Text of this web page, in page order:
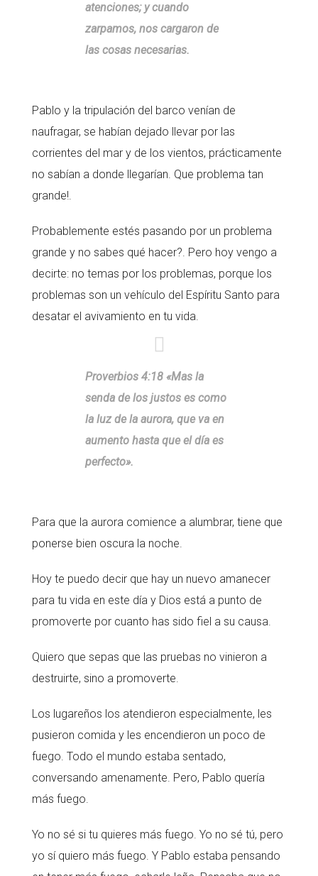
atenciones; y cuando
zarpamos, nos cargaron de
las cosas necesarias.
Pablo y la tripulación del barco venían de
naufragar, se habían dejado llevar por las
corrientes del mar y de los vientos, prácticamente
no sabían a donde llegarían. Que problema tan
grande!.
Probablemente estés pasando por un problema
grande y no sabes qué hacer?. Pero hoy vengo a
decirte: no temas por los problemas, porque los
problemas son un vehículo del Espíritu Santo para
desatar el avivamiento en tu vida.
Proverbios 4:18 «Mas la
senda de los justos es como
la luz de la aurora, que va en
aumento hasta que el día es
perfecto».
Para que la aurora comience a alumbrar, tiene que
ponerse bien oscura la noche.
Hoy te puedo decir que hay un nuevo amanecer
para tu vida en este día y Dios está a punto de
promoverte por cuanto has sido fiel a su causa.
Quiero que sepas que las pruebas no vinieron a
destruirte, sino a promoverte.
Los lugareños los atendieron especialmente, les
pusieron comida y les encendieron un poco de
fuego. Todo el mundo estaba sentado,
conversando amenamente. Pero, Pablo quería
más fuego.
Yo no sé si tu quieres más fuego. Yo no sé tú, pero
yo sí quiero más fuego. Y Pablo estaba pensando